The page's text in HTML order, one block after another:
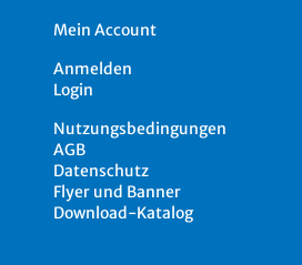
Mein Account
Anmelden
Login
Nutzungsbedingungen
AGB
Datenschutz
Flyer und Banner
Download-Katalog